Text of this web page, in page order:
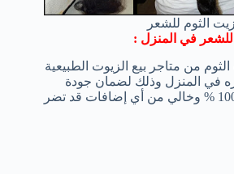
الثوم للشعر
في المنزل :
من متاجر بيع الزيوت الطبيعية
في المنزل وذلك لضمان جودة
الزيت وأنه طبيعي ونقي 100 % وخالي من أي إضافات قد تضر